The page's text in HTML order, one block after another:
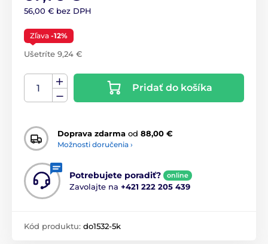
56,00 € bez DPH
Zľava -12%
Ušetríte 9,24 €
Pridať do košíka
Doprava zdarma od 88,00 €
Možnosti doručenia ›
Potrebujete poradiť? online
Zavolajte na +421 222 205 439
Kód produktu: do1532-5k